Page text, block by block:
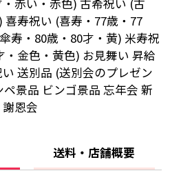
喜寿祝い (喜寿・77歳・77
寿・80歳・80才・黄) 米寿祝
・金色・黄色) お見舞い 昇給
送別品 (送別会のプレゼン
景品 ビンゴ景品 忘年会 新
恩会
送料・店舗概要